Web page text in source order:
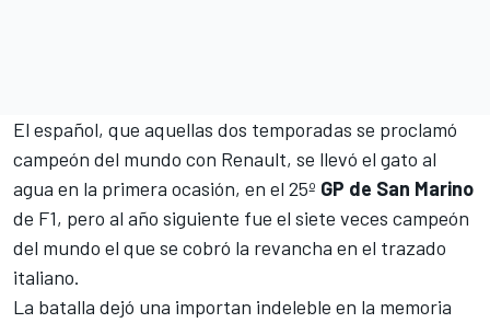
El español, que aquellas dos temporadas se proclamó
campeón del mundo con Renault, se llevó el gato al
agua en la primera ocasión, en el 25º GP de San Marino
de F1, pero al año siguiente fue el siete veces campeón
del mundo el que se cobró la revancha en el trazado
italiano.
La batalla dejó una importan indeleble en la memoria